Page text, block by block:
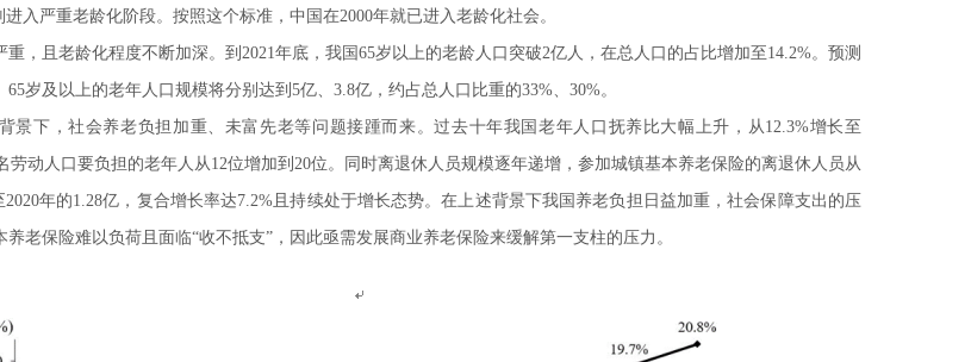
入严重老龄化阶段。按照这个标准，中国在2000年就已进入老龄化社会。
，且老龄化程度不断加深。到2021年底，我国65岁以上的老龄人口突破2亿人，在总人口的占比增加至14.2%。预测
65岁及以上的老年人口规模将分别达到5亿、3.8亿，约占总人口比重的33%、30%。
景下，社会养老负担加重、未富先老等问题接踵而来。过去十年我国老年人口抚养比大幅上升，从12.3%增长至
劳动人口要负担的老年人从12位增加到20位。同时离退休人员规模逐年递增，参加城镇基本养老保险的离退休人员从
2020年的1.28亿，复合增长率达7.2%且持续处于增长态势。在上述背景下我国养老负担日益加重，社会保障支出的压
养老保险难以负荷且面临“收不抵支”，因此亟需发展商业养老保险来缓解第一支柱的压力。